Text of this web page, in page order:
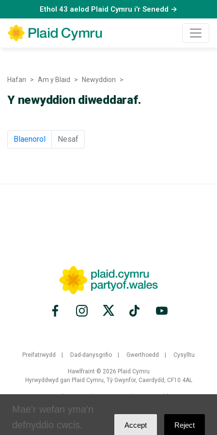
Ethol 43 aelod Plaid Cymru i'r Senedd →
Hafan Am y Blaid Newyddion
Y newyddion diweddaraf.
Blaenorol Nesaf
Preifatrwydd Dad-danysgrifio Gwerthoedd Cysylltu
Hawlfraint © 2026 Plaid Cymru
Hyrwyddwyd gan Plaid Cymru, Tŷ Gwynfor, Caerdydd, CF10 4AL
Mae'r wefan yma'n
defnyddio cwcis.
Accept Reject